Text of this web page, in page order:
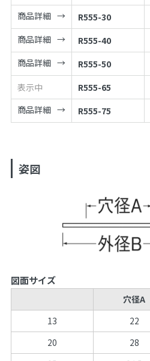
商品詳細
R555-30
商品詳細
R555-40
商品詳細
R555-50
表示中
R555-65
商品詳細
R555-75
姿図
図面サイズ
穴径A
13
22
20
28